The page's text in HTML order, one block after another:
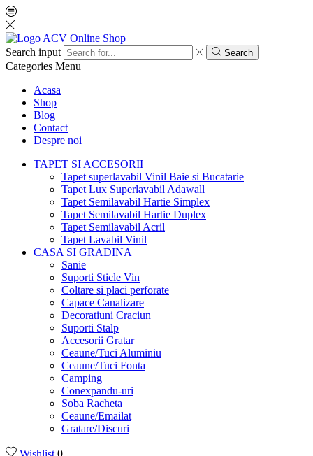
Search input Search
Categories Menu
Acasa
Shop
Blog
Contact
Despre noi
TAPET SI ACCESORII
Tapet superlavabil Vinil Baie si Bucatarie
Tapet Lux Superlavabil Adawall
Tapet Semilavabil Hartie Simplex
Tapet Semilavabil Hartie Duplex
Tapet Semilavabil Acril
Tapet Lavabil Vinil
CASA SI GRADINA
Sanie
Suporti Sticle Vin
Coltare si placi perforate
Capace Canalizare
Decoratiuni Craciun
Suporti Stalp
Accesorii Gratar
Ceaune/Tuci Aluminiu
Ceaune/Tuci Fonta
Camping
Conexpandu-uri
Soba Racheta
Ceaune/Emailat
Gratare/Discuri